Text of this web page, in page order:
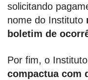
solicitando
nome do Instituto
boletim de
Por fim, o
compactua com